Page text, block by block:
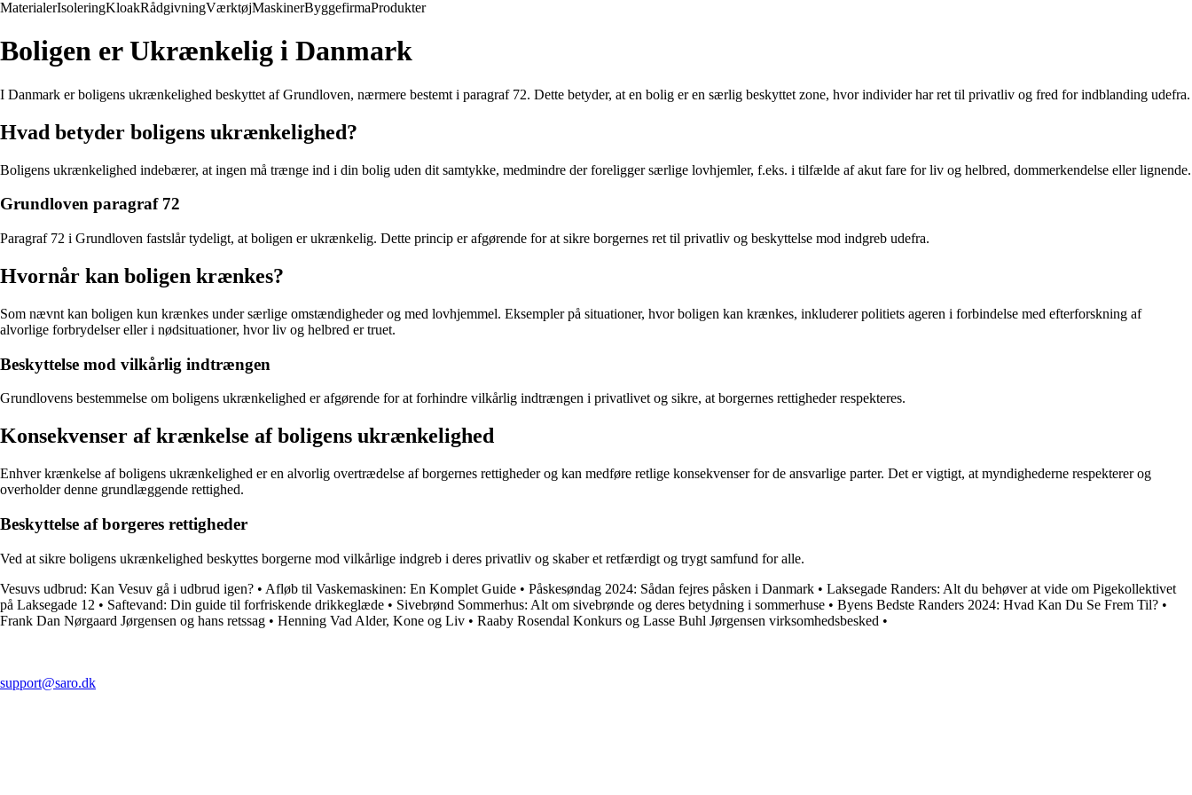
MaterialerIsoleringKloakRådgivningVærktøjMaskinerByggefirmaProdukter
Boligen er Ukrænkelig i Danmark
I Danmark er boligens ukrænkelighed beskyttet af Grundloven, nærmere bestemt i paragraf 72. Dette betyder, at en bolig er en særlig beskyttet zone, hvor individer har ret til privatliv og fred for indblanding udefra.
Hvad betyder boligens ukrænkelighed?
Boligens ukrænkelighed indebærer, at ingen må trænge ind i din bolig uden dit samtykke, medmindre der foreligger særlige lovhjemler, f.eks. i tilfælde af akut fare for liv og helbred, dommerkendelse eller lignende.
Grundloven paragraf 72
Paragraf 72 i Grundloven fastslår tydeligt, at boligen er ukrænkelig. Dette princip er afgørende for at sikre borgernes ret til privatliv og beskyttelse mod indgreb udefra.
Hvornår kan boligen krænkes?
Som nævnt kan boligen kun krænkes under særlige omstændigheder og med lovhjemmel. Eksempler på situationer, hvor boligen kan krænkes, inkluderer politiets ageren i forbindelse med efterforskning af
alvorlige forbrydelser eller i nødsituationer, hvor liv og helbred er truet.
Beskyttelse mod vilkårlig indtrængen
Grundlovens bestemmelse om boligens ukrænkelighed er afgørende for at forhindre vilkårlig indtrængen i privatlivet og sikre, at borgernes rettigheder respekteres.
Konsekvenser af krænkelse af boligens ukrænkelighed
Enhver krænkelse af boligens ukrænkelighed er en alvorlig overtrædelse af borgernes rettigheder og kan medføre retlige konsekvenser for de ansvarlige parter. Det er vigtigt, at myndighederne respekterer og
overholder denne grundlæggende rettighed.
Beskyttelse af borgeres rettigheder
Ved at sikre boligens ukrænkelighed beskyttes borgerne mod vilkårlige indgreb i deres privatliv og skaber et retfærdigt og trygt samfund for alle.
Vesuvs udbrud: Kan Vesuv gå i udbrud igen? • Afløb til Vaskemaskinen: En Komplet Guide • Påskesøndag 2024: Sådan fejres påsken i Danmark • Laksegade Randers: Alt du behøver at vide om Pigekollektivet
på Laksegade 12 • Saftevand: Din guide til forfriskende drikkeglæde • Sivebrønd Sommerhus: Alt om sivebrønde og deres betydning i sommerhuse • Byens Bedste Randers 2024: Hvad Kan Du Se Frem Til? •
Frank Dan Nørgaard Jørgensen og hans retssag • Henning Vad Alder, Kone og Liv • Raaby Rosendal Konkurs og Lasse Buhl Jørgensen virksomhedsbesked •
support@saro.dk